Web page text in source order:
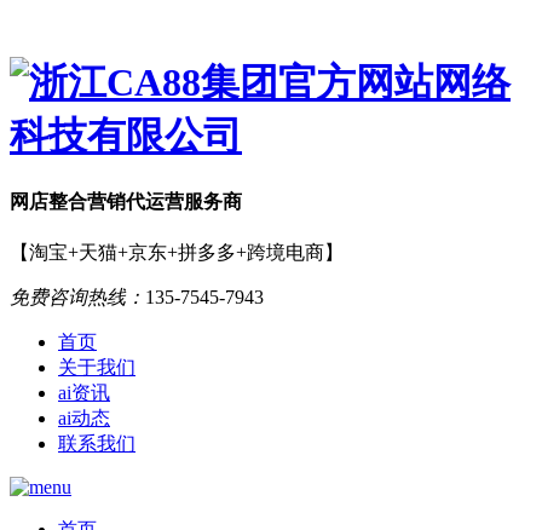
网店整合营销代运营服务商
【淘宝+天猫+京东+拼多多+跨境电商】
免费咨询热线： 135-7545-7943
首页
关于我们
ai资讯
ai动态
联系我们